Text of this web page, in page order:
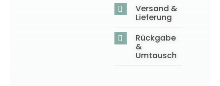
Versand &
Lieferung
Rückgabe
&
Umtausch